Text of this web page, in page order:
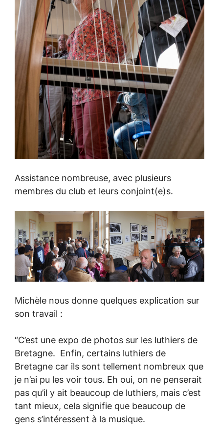
Assistance nombreuse, avec plusieurs
membres du club et leurs conjoint(e)s.
Michèle nous donne quelques explication sur
son travail :
“C’est une expo de photos sur les luthiers de
Bretagne. Enfin, certains luthiers de
Bretagne car ils sont tellement nombreux que
je n’ai pu les voir tous. Eh oui, on ne penserait
pas qu’il y ait beaucoup de luthiers, mais c’est
tant mieux, cela signifie que beaucoup de
gens s’intéressent à la musique.